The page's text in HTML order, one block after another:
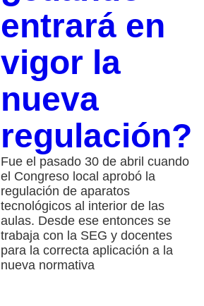
entrará en
vigor la
nueva
regulación?
Fue el pasado 30 de abril cuando
el Congreso local aprobó la
regulación de aparatos
tecnológicos al interior de las
aulas. Desde ese entonces se
trabaja con la SEG y docentes
para la correcta aplicación a la
nueva normativa